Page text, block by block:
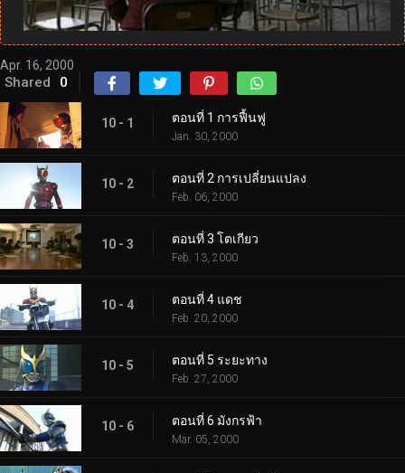
Apr. 16, 2000
Shared 0
10 - 1 ตอนที่ 1 การฟื้นฟู
Jan. 30, 2000
10 - 2 ตอนที่ 2 การเปลี่ยนแปลง
Feb. 06, 2000
10 - 3 ตอนที่ 3 โตเกียว
Feb. 13, 2000
10 - 4 ตอนที่ 4 แดช
Feb. 20, 2000
10 - 5 ตอนที่ 5 ระยะทาง
Feb. 27, 2000
10 - 6 ตอนที่ 6 มังกรฟ้า
Mar. 05, 2000